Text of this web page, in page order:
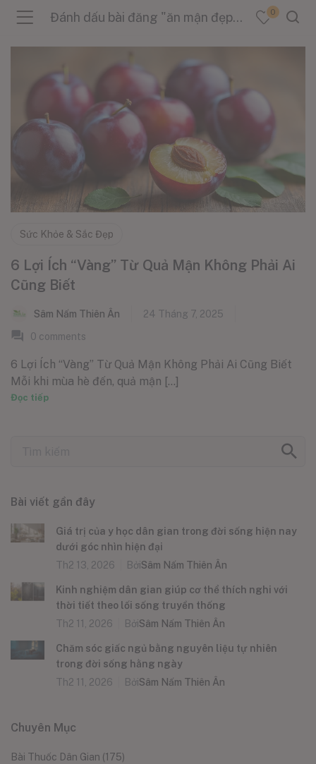
(Sản Phẩm )
(Tin Tức )
Đánh dấu bài đăng "ăn mận đẹp da" 0
Sức Khỏe & Sắc Đẹp
6 Lợi Ích “Vàng” Từ Quả Mận Không Phải Ai
Cũng Biết
Sâm Nấm Thiên Ân
24 Tháng 7, 2025
0 comments
6 Lợi Ích “Vàng” Từ Quả Mận Không Phải Ai Cũng Biết
Mỗi khi mùa hè đến, quả mận [...]
Đọc tiếp
Bài viết gần đây
Giá trị của y học dân gian trong đời sống hiện nay
dưới góc nhìn hiện đại
Th2 13, 2026
BởiSâm Nấm Thiên Ân
Kinh nghiệm dân gian giúp cơ thể thích nghi với
thời tiết theo lối sống truyền thống
Th2 11, 2026
BởiSâm Nấm Thiên Ân
Chăm sóc giấc ngủ bằng nguyên liệu tự nhiên
trong đời sống hằng ngày
Th2 11, 2026
BởiSâm Nấm Thiên Ân
Chuyên Mục
Bài Thuốc Dân Gian (175)